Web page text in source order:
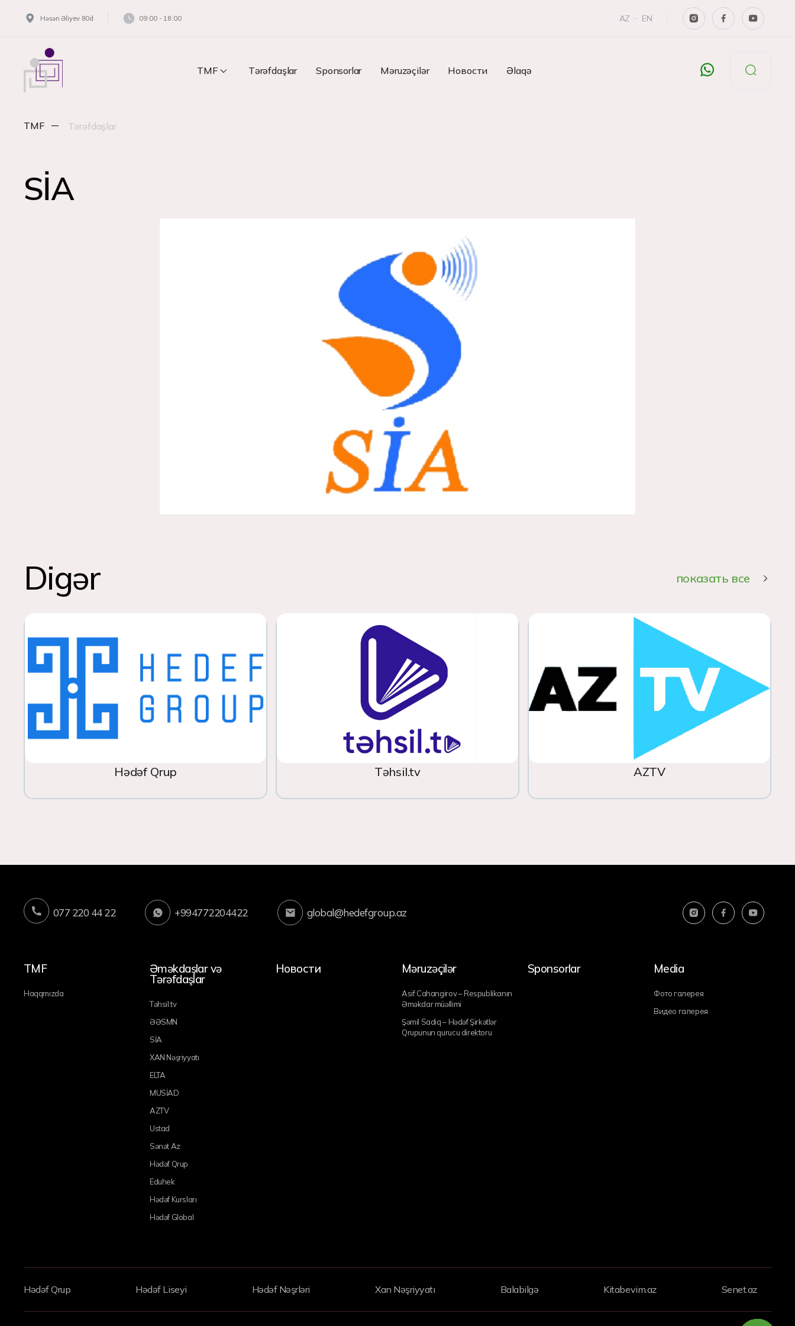
Həsən Əliyev 80d 09:00 - 18:00 AZ EN
TMF Tərəfdaşlar Sponsorlar Məruzəçilər Новости Əlaqə
TMF Tərəfdaşlar
SİA
Digər показать все
Hədəf Qrup Təhsil.tv AZTV
077 220 44 22 +994772204422 global@hedefgroup.az
TMF
Haqqmızda
Əməkdaşlar və
Tərəfdaşlar
Təhsil.tv
ƏƏSMN
SİA
XAN Nəşriyyatı
ELTA
MUSİAD
AZTV
Ustad
Sənət Az
Hədəf Qrup
Eduhek
Hədəf Kursları
Hədəf Global
Новости Məruzəçilər
Asif Cahangirov – Respublikanın
Əməkdar müəllimi
Şəmil Sadiq – Hədəf Şirkətlər
Qrupunun qurucu direktoru
Sponsorlar Media
Фото галерея
Видео галерея
Hədəf Qrup Hədəf Liseyi Hədəf Nəşrləri Xan Nəşriyyatı Balabilgə Kitabevim.az Senet.az